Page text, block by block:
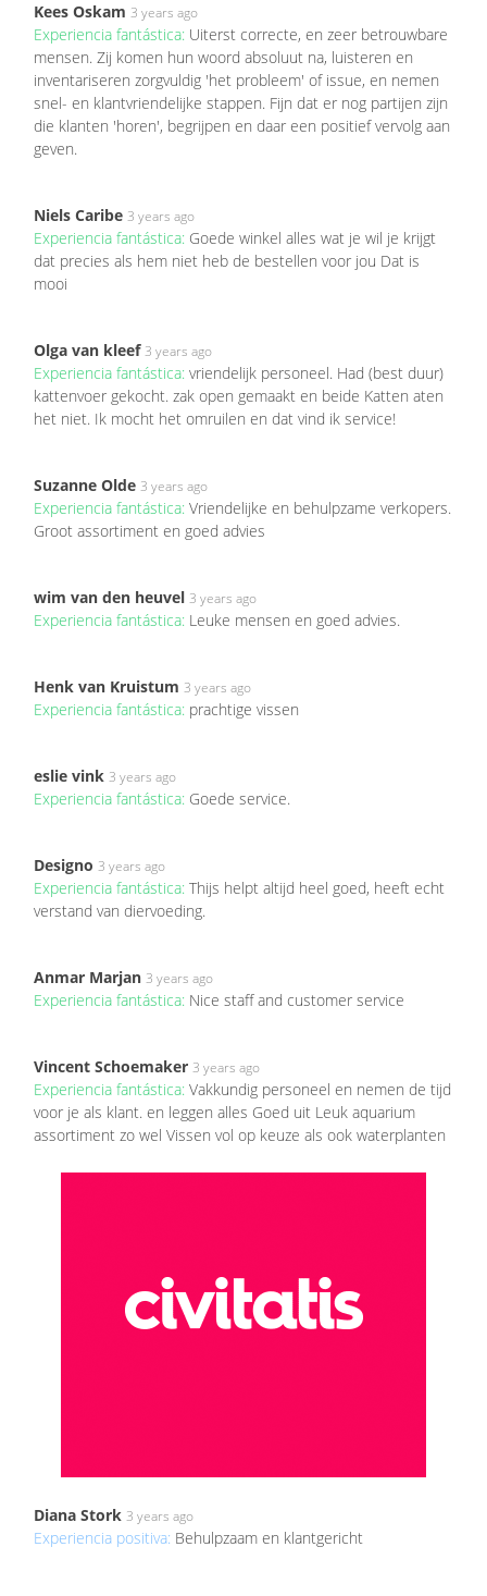
Kees Oskam 3 years ago
Experiencia fantástica: Uiterst correcte, en zeer betrouwbare
mensen. Zij komen hun woord absoluut na, luisteren en
inventariseren zorgvuldig 'het probleem' of issue, en nemen
snel- en klantvriendelijke stappen. Fijn dat er nog partijen zijn
die klanten 'horen', begrijpen en daar een positief vervolg aan
geven.
Niels Caribe 3 years ago
Experiencia fantástica: Goede winkel alles wat je wil je krijgt
dat precies als hem niet heb de bestellen voor jou Dat is
mooi
Olga van kleef 3 years ago
Experiencia fantástica: vriendelijk personeel. Had (best duur)
kattenvoer gekocht. zak open gemaakt en beide Katten aten
het niet. Ik mocht het omruilen en dat vind ik service!
Suzanne Olde 3 years ago
Experiencia fantástica: Vriendelijke en behulpzame verkopers.
Groot assortiment en goed advies
wim van den heuvel 3 years ago
Experiencia fantástica: Leuke mensen en goed advies.
Henk van Kruistum 3 years ago
Experiencia fantástica: prachtige vissen
eslie vink 3 years ago
Experiencia fantástica: Goede service.
Designo 3 years ago
Experiencia fantástica: Thijs helpt altijd heel goed, heeft echt
verstand van diervoeding.
Anmar Marjan 3 years ago
Experiencia fantástica: Nice staff and customer service
Vincent Schoemaker 3 years ago
Experiencia fantástica: Vakkundig personeel en nemen de tijd
voor je als klant. en leggen alles Goed uit Leuk aquarium
assortiment zo wel Vissen vol op keuze als ook waterplanten
Diana Stork 3 years ago
Experiencia positiva: Behulpzaam en klantgericht